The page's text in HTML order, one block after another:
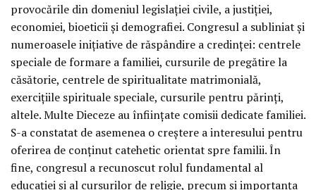
provocările din domeniul legislaţiei civile, a justiţiei,
economiei, bioeticii şi demografiei. Congresul a subliniat şi
numeroasele iniţiative de răspândire a credinţei: centrele
speciale de formare a familiei, cursurile de pregătire la
căsătorie, centrele de spiritualitate matrimonială,
exerciţiile spirituale speciale, cursurile pentru părinţi,
altele. Multe Dieceze au înfiinţate comisii dedicate familiei.
S-a constatat de asemenea o creştere a interesului pentru
oferirea de conţinut catehetic orientat spre familii. În
fine, congresul a recunoscut rolul fundamental al
educaţiei şi al cursurilor de religie, precum şi importanţa